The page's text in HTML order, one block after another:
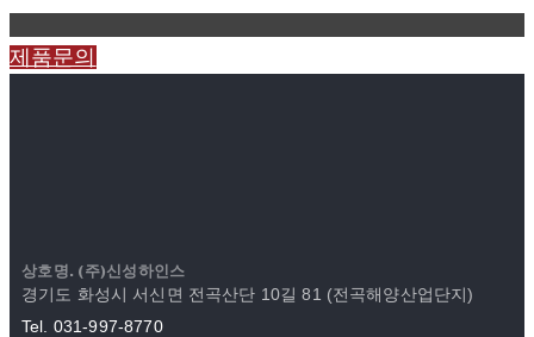
제품문의
상호명. (주)신성하인스
경기도 화성시 서신면 전곡산단 10길 81 (전곡해양산업단지)
Tel. 031-997-8770